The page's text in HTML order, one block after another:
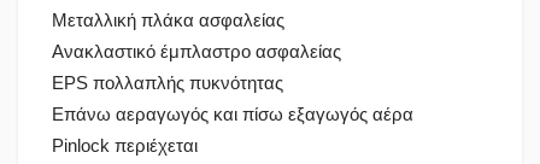
Μεταλλική πλάκα ασφαλείας
Ανακλαστικό έμπλαστρο ασφαλείας
EPS πολλαπλής πυκνότητας
Επάνω αεραγωγός και πίσω εξαγωγός αέρα
Pinlock περιέχεται